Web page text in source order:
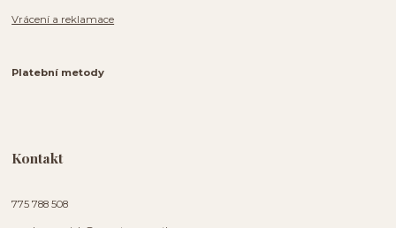
Vrácení a reklamace
Platební metody
Kontakt
775 788 508